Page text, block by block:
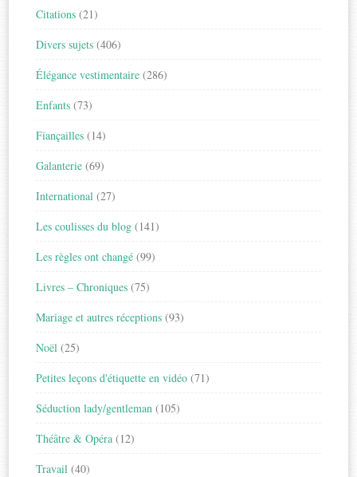
Citations (21)
Divers sujets (406)
Élégance vestimentaire (286)
Enfants (73)
Fiançailles (14)
Galanterie (69)
International (27)
Les coulisses du blog (141)
Les règles ont changé (99)
Livres – Chroniques (75)
Mariage et autres réceptions (93)
Noël (25)
Petites leçons d'étiquette en vidéo (71)
Séduction lady/gentleman (105)
Théâtre & Opéra (12)
Travail (40)